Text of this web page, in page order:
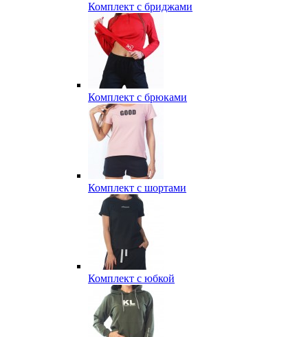
Комплект с бриджами
Комплект с брюками
Комплект с шортами
Комплект с юбкой